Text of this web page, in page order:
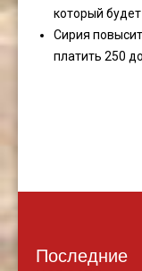
который
Сирия
платить 250
Последние